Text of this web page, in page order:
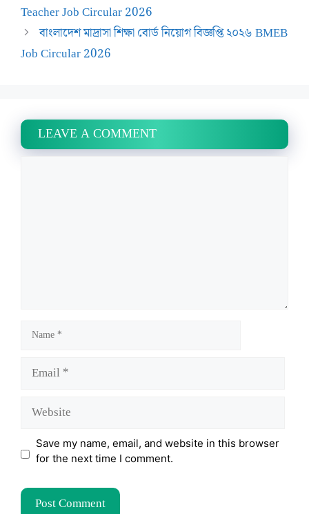
Teacher Job Circular 2026
বাংলাদেশ মাদ্রাসা শিক্ষা বোর্ড নিয়োগ বিজ্ঞপ্তি ২০২৬ BMEB
Job Circular 2026
LEAVE A COMMENT
Name
Email
Website
Save my name, email, and website in this browser
for the next time I comment.